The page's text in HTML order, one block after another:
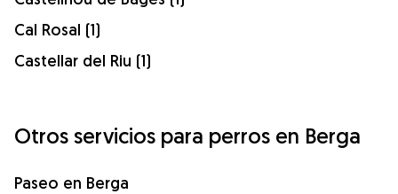
Cal Rosal (1)
Castellar del Riu (1)
Otros servicios para perros en Berga
Paseo en Berga